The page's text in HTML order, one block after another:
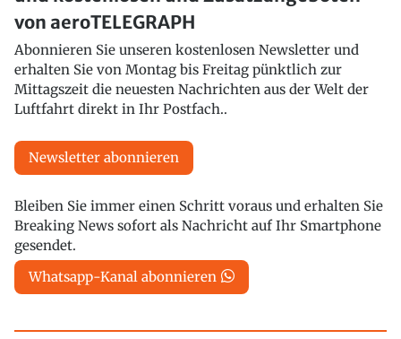
von aeroTELEGRAPH
Abonnieren Sie unseren kostenlosen Newsletter und
erhalten Sie von Montag bis Freitag pünktlich zur
Mittagszeit die neuesten Nachrichten aus der Welt der
Luftfahrt direkt in Ihr Postfach..
Newsletter abonnieren
Bleiben Sie immer einen Schritt voraus und erhalten Sie
Breaking News sofort als Nachricht auf Ihr Smartphone
gesendet.
Whatsapp-Kanal abonnieren